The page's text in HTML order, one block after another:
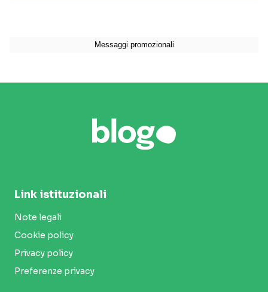
Link istituzionali
Note legali
Cookie policy
Privacy policy
Preferenze privacy